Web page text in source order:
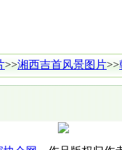
>>湘西吉首风景图片>>